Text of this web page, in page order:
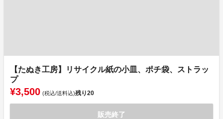
【たぬき工房】リサイクル紙の小皿、ポチ袋、ストラッ
プ
¥3,500 (税込/送料込)残り20
販売終了